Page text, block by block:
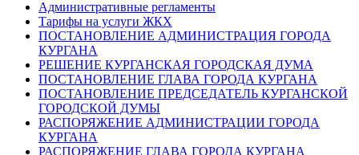
Административные регламенты
Тарифы на услуги ЖКХ
ПОСТАНОВЛЕНИЕ АДМИНИСТРАЦИЯ ГОРОДА
КУРГАНА
РЕШЕНИЕ КУРГАНСКАЯ ГОРОДСКАЯ ДУМА
ПОСТАНОВЛЕНИЕ ГЛАВА ГОРОДА КУРГАНА
ПОСТАНОВЛЕНИЕ ПРЕДСЕДАТЕЛЬ КУРГАНСКОЙ
ГОРОДСКОЙ ДУМЫ
РАСПОРЯЖЕНИЕ АДМИНИСТРАЦИИ ГОРОДА
КУРГАНА
РАСПОРЯЖЕНИЕ ГЛАВА ГОРОДА КУРГАНА